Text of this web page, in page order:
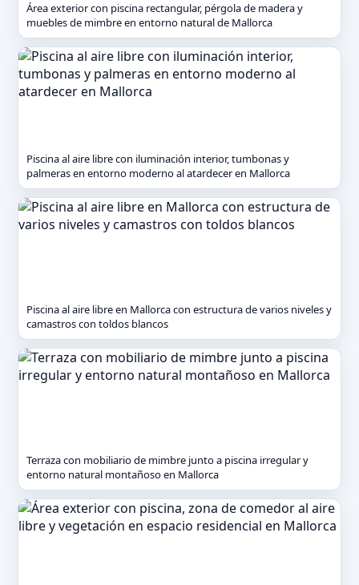
Área exterior con piscina rectangular, pérgola de madera y
muebles de mimbre en entorno natural de Mallorca
Piscina al aire libre con iluminación interior, tumbonas y
palmeras en entorno moderno al atardecer en Mallorca
Piscina al aire libre en Mallorca con estructura de varios niveles y
camastros con toldos blancos
Terraza con mobiliario de mimbre junto a piscina irregular y
entorno natural montañoso en Mallorca